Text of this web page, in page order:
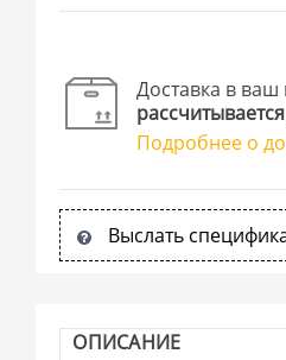
Доставка в ваш
рассчитывается
Подробнее о
Выслать
ОПИСАНИЕ